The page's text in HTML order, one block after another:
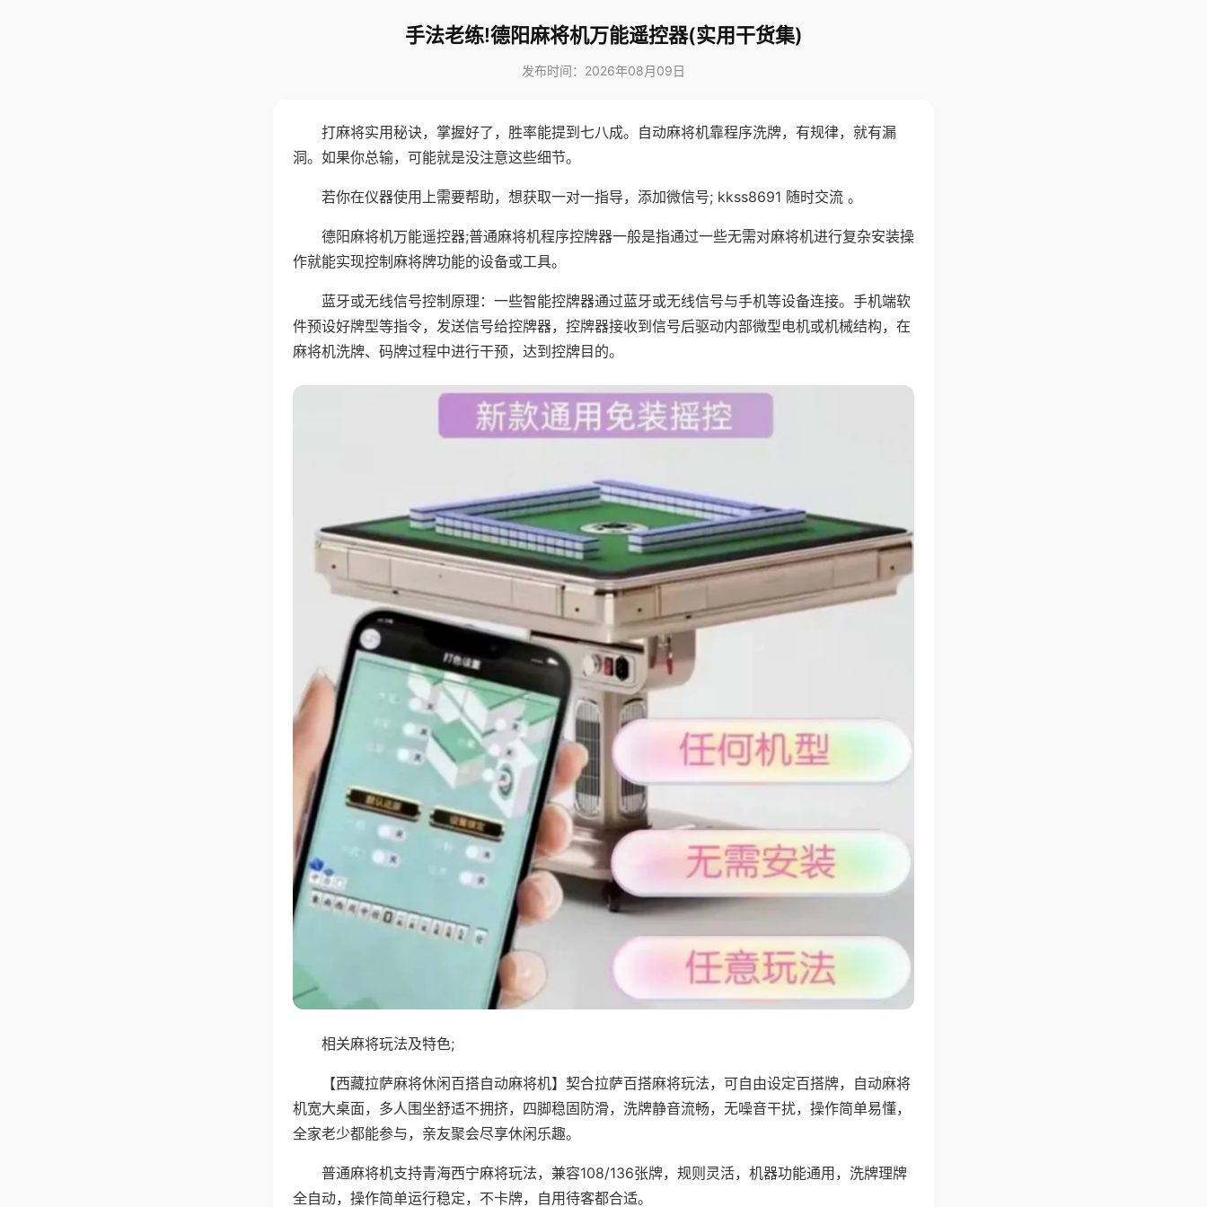
手法老练!德阳麻将机万能遥控器(实用干货集)
发布时间：2026年08月09日
打麻将实用秘诀，掌握好了，胜率能提到七八成。自动麻将机靠程序洗牌，有规律，就有漏
洞。如果你总输，可能就是没注意这些细节。
若你在仪器使用上需要帮助，想获取一对一指导，添加微信号; kkss8691 随时交流 。
德阳麻将机万能遥控器;普通麻将机程序控牌器一般是指通过一些无需对麻将机进行复杂安装操
作就能实现控制麻将牌功能的设备或工具。
蓝牙或无线信号控制原理：一些智能控牌器通过蓝牙或无线信号与手机等设备连接。手机端软
件预设好牌型等指令，发送信号给控牌器，控牌器接收到信号后驱动内部微型电机或机械结构，在
麻将机洗牌、码牌过程中进行干预，达到控牌目的。
相关麻将玩法及特色;
【西藏拉萨麻将休闲百搭自动麻将机】契合拉萨百搭麻将玩法，可自由设定百搭牌，自动麻将
机宽大桌面，多人围坐舒适不拥挤，四脚稳固防滑，洗牌静音流畅，无噪音干扰，操作简单易懂，
全家老少都能参与，亲友聚会尽享休闲乐趣。
普通麻将机支持青海西宁麻将玩法，兼容108/136张牌，规则灵活，机器功能通用，洗牌理牌
全自动，操作简单运行稳定，不卡牌，自用待客都合适。